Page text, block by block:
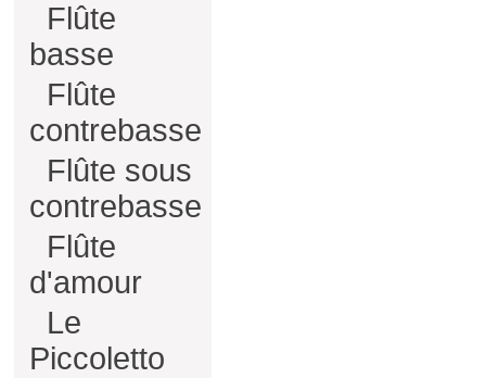
Flûte
basse
Flûte
contrebasse
Flûte sous
contrebasse
Flûte
d'amour
Le
Piccoletto